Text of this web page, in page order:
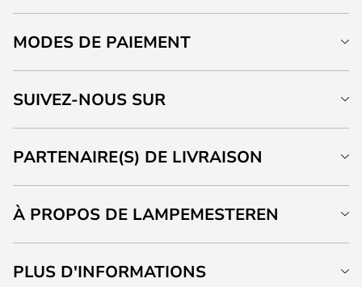
MODES DE PAIEMENT
SUIVEZ-NOUS SUR
PARTENAIRE(S) DE LIVRAISON
À PROPOS DE LAMPEMESTEREN
PLUS D'INFORMATIONS